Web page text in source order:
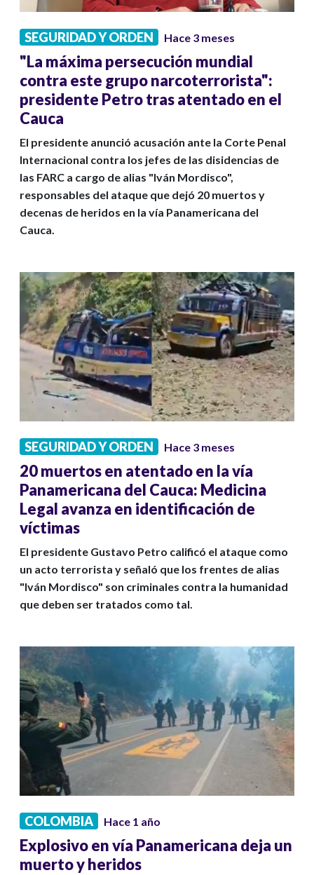
SEGURIDAD Y ORDEN Hace 3 meses
"La máxima persecución mundial
contra este grupo narcoterrorista":
presidente Petro tras atentado en el
Cauca
El presidente anunció acusación ante la Corte Penal
Internacional contra los jefes de las disidencias de
las FARC a cargo de alias "Iván Mordisco",
responsables del ataque que dejó 20 muertos y
decenas de heridos en la vía Panamericana del
Cauca.
SEGURIDAD Y ORDEN Hace 3 meses
20 muertos en atentado en la vía
Panamericana del Cauca: Medicina
Legal avanza en identificación de
víctimas
El presidente Gustavo Petro calificó el ataque como
un acto terrorista y señaló que los frentes de alias
"Iván Mordisco" son criminales contra la humanidad
que deben ser tratados como tal.
COLOMBIA Hace 1 año
Explosivo en vía Panamericana deja un
muerto y heridos